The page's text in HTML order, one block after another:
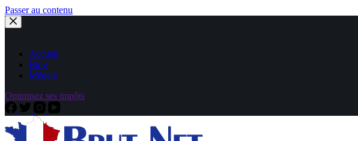
Passer au contenu
Accueil
Blog
Métiers
Optimisez ses impôts